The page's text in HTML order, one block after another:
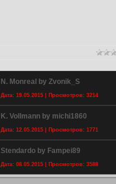
N. Monreal by Zvonik_S
Дата: 19.05.2015 | Просмотров: 3214
K. Vollmann by michi1860
Дата: 12.05.2015 | Просмотров: 1771
Stendardo by Fampei89
Дата: 08.05.2015 | Просмотров: 3588